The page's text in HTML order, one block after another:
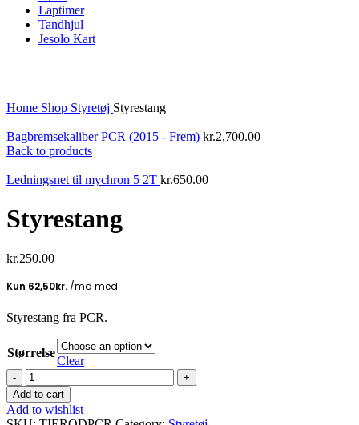
Laptimer
Tandhjul
Jesolo Kart
Home Shop Styretøj Styrestang
Bagbremsekaliber PCR (2015 - Frem) kr.2,700.00
Back to products
Ledningsnet til mychron 5 2T kr.650.00
Styrestang
kr.250.00
Styrestang fra PCR.
Størrelse
Clear
Styrestang
quantity
Add to cart
Add to wishlist